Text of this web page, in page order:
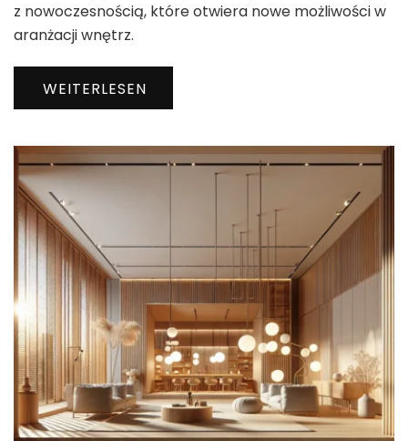
z nowoczesnością, które otwiera nowe możliwości w
aranżacji wnętrz.
WEITERLESEN